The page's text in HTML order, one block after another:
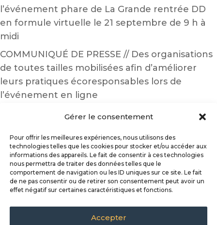
Gérer le consentement
Pour offrir les meilleures expériences, nous utilisons des
technologies telles que les cookies pour stocker et/ou accéder aux
informations des appareils. Le fait de consentir à ces technologies
nous permettra de traiter des données telles que le
comportement de navigation ou les ID uniques sur ce site. Le fait
de ne pas consentir ou de retirer son consentement peut avoir un
effet négatif sur certaines caractéristiques et fonctions.
Accepter
l’événement phare de La Grande rentrée DD
en formule virtuelle le 21 septembre de 9 h à
midi
COMMUNIQUÉ DE PRESSE // Des organisations
de toutes tailles mobilisées afin d’améliorer
leurs pratiques écoresponsables lors de
l’événement en ligne
Programme
Partenaires